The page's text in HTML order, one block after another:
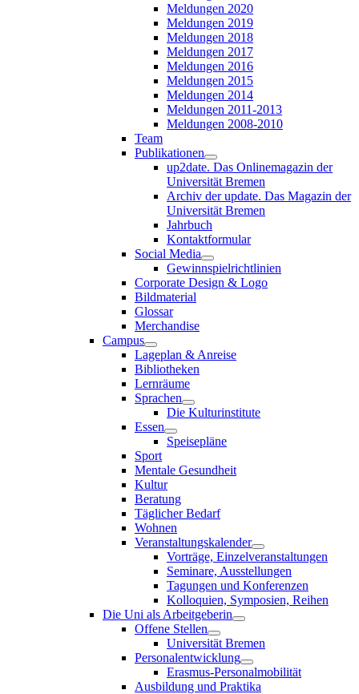
Meldungen 2020
Meldungen 2019
Meldungen 2018
Meldungen 2017
Meldungen 2016
Meldungen 2015
Meldungen 2014
Meldungen 2011-2013
Meldungen 2008-2010
Team
Publikationen
up2date. Das Onlinemagazin der
Universität Bremen
Archiv der update. Das Magazin der
Universität Bremen
Jahrbuch
Kontaktformular
Social Media
Gewinnspielrichtlinien
Corporate Design & Logo
Bildmaterial
Glossar
Merchandise
Campus
Lageplan & Anreise
Bibliotheken
Lernräume
Sprachen
Die Kulturinstitute
Essen
Speisepläne
Sport
Mentale Gesundheit
Kultur
Beratung
Täglicher Bedarf
Wohnen
Veranstaltungskalender
Vorträge, Einzelveranstaltungen
Seminare, Ausstellungen
Tagungen und Konferenzen
Kolloquien, Symposien, Reihen
Die Uni als Arbeitgeberin
Offene Stellen
Universität Bremen
Personalentwicklung
Erasmus-Personalmobilität
Ausbildung und Praktika